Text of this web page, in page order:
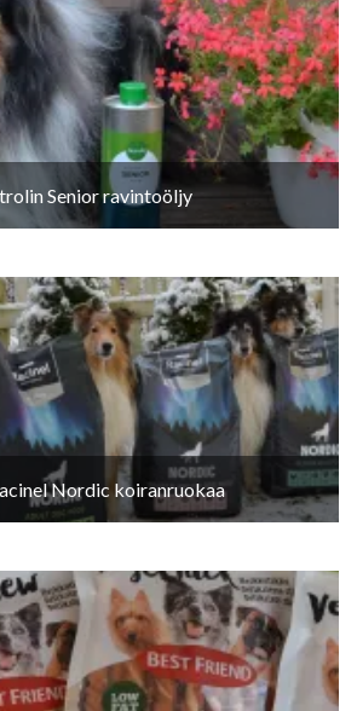
Senior ravintoöljy
Nordic koiranruokaa